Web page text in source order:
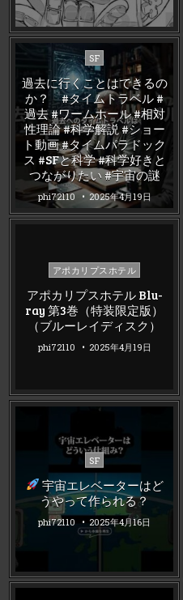
Posted
in
SF
過去に行くことはできるの
か？ #タイムトラベル #
過去 #ワームホール #相対
性理論 #科学解説 #ショー
ト動画 #タイムパラドック
ス #SFと科学 #科学好きと
つながりたい #宇宙の謎
phi72110 2025年4月19日
Posted
アポカリプスホテル
アポカリプスホテル Blu-
ray 第3巻（特装限定版）
（ブルーレイディスク）
phi72110 2025年4月19日
Posted
in
SF
宇宙エレベーターはど
うやって作られる？
phi72110 2025年4月16日